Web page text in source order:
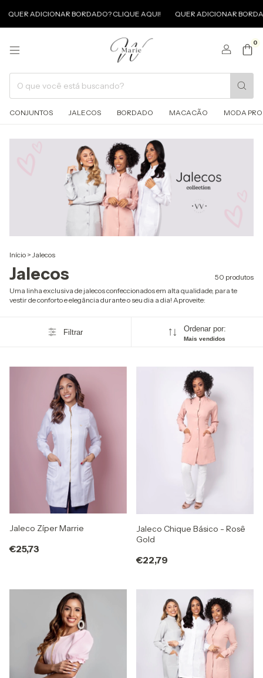
BORDADO? CLIQUE AQUI! QUER ADICIONAR BORDADO?
0
CONJUNTOS JALECOS BORDADO MACACÃO MODA
Início > Jalecos
Jalecos
50 produtos
Uma linha exclusiva de jalecos confeccionados em alta qualidade, para te
vestir de conforto e elegância durante o seu dia a dia! Aproveite:
Filtrar Ordenar por:
Mais vendidos
Jaleco Zíper Marrie
€25,73
Jaleco Chique Básico - Rosê
Gold
€22,79